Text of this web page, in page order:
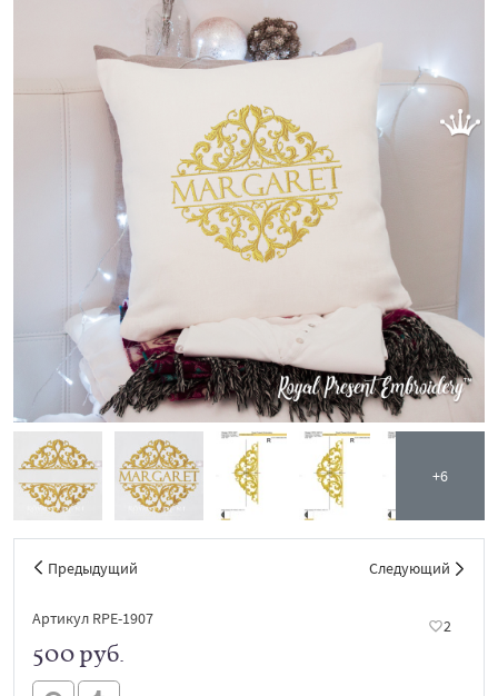
+6
Предыдущий Следующий
Артикул RPE-1907 2
500 руб.